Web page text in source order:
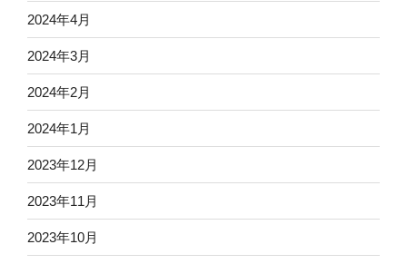
2024年4月
2024年3月
2024年2月
2024年1月
2023年12月
2023年11月
2023年10月